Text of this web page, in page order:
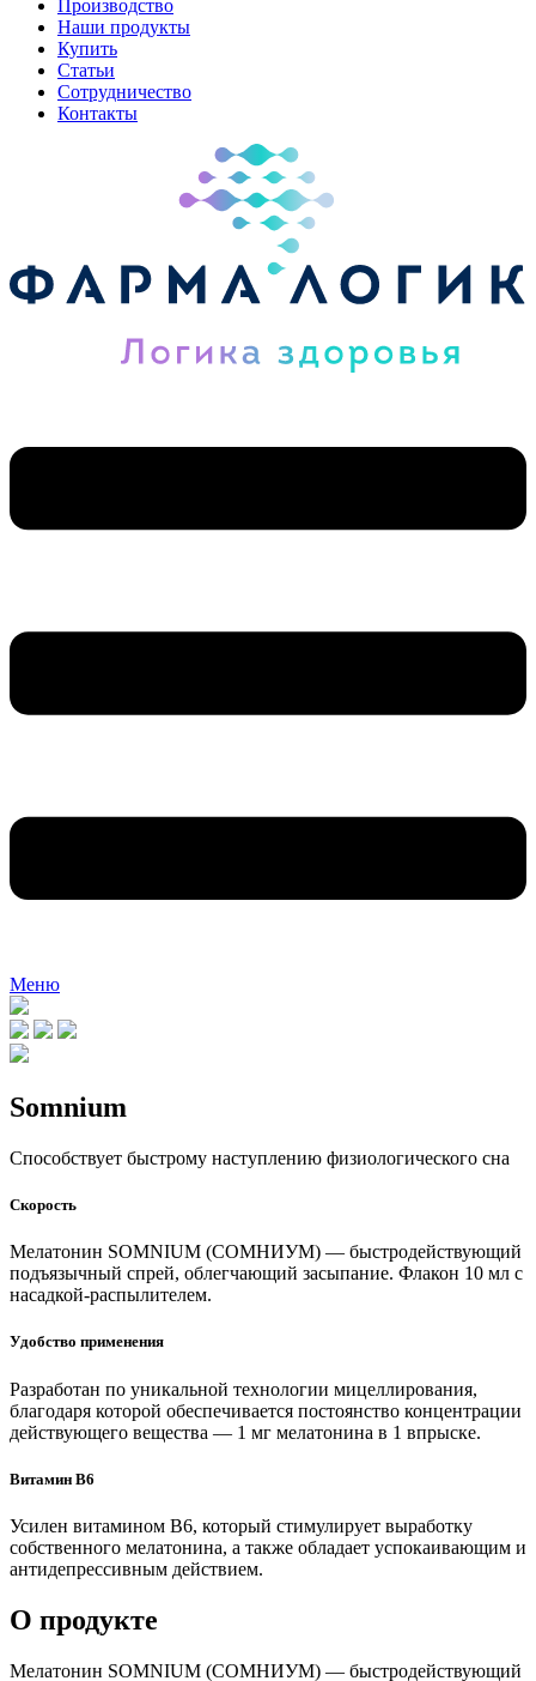
Производство
Наши продукты
Купить
Статьи
Сотрудничество
Контакты
Меню
Somnium
Способствует быстрому наступлению физиологического сна
Скорость
Мелатонин SOMNIUM (СОМНИУМ) — быстродействующий
подъязычный спрей, облегчающий засыпание. Флакон 10 мл с
насадкой-распылителем.
Удобство применения
Разработан по уникальной технологии мицеллирования,
благодаря которой обеспечивается постоянство концентрации
действующего вещества — 1 мг мелатонина в 1 впрыске.
Витамин В6
Усилен витамином В6, который стимулирует выработку
собственного мелатонина, а также обладает успокаивающим и
антидепрессивным действием.
О продукте
Мелатонин SOMNIUM (СОМНИУМ) — быстродействующий